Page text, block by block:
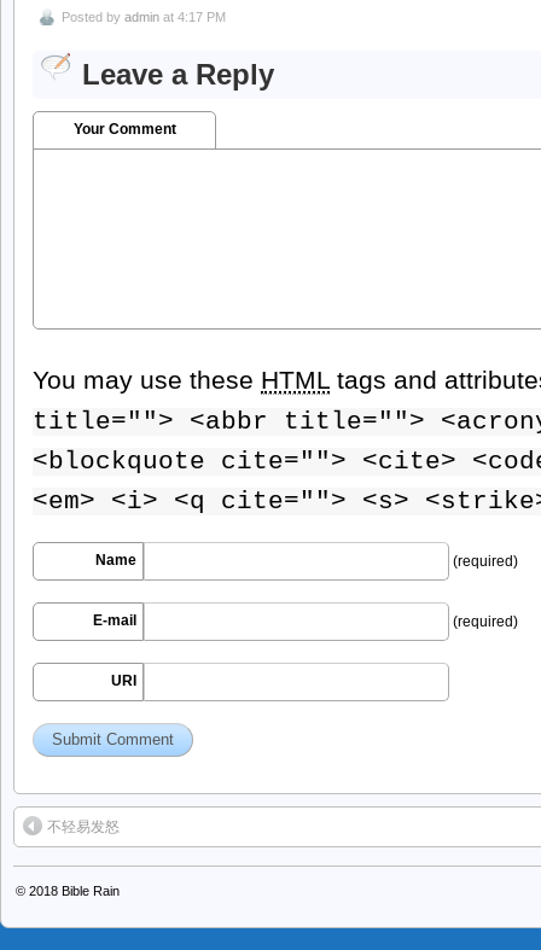
Posted by admin at 4:17 PM
Leave a Reply
Your Comment
You may use these HTML tags and
title=""> <abbr title="">
<blockquote cite=""> <cite>
<em> <i> <q cite=""> <s>
Name (required)
E-mail (required)
URI
不轻易发怒
© 2018 Bible Rain